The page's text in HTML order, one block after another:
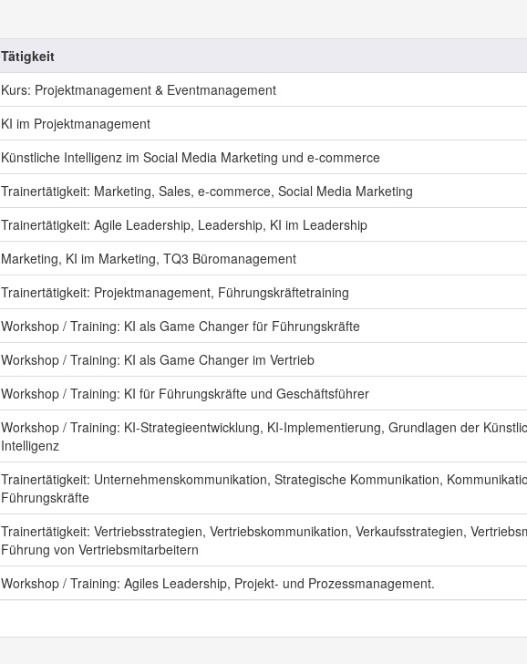
Tätigkeit
Kurs: Projektmanagement & Eventmanagement
KI im Projektmanagement
Künstliche Intelligenz im Social Media Marketing und e-commerce
Trainertätigkeit: Marketing, Sales, e-commerce, Social Media Marketing
Trainertätigkeit: Agile Leadership, Leadership, KI im Leadership
Marketing, KI im Marketing, TQ3 Büromanagement
Trainertätigkeit: Projektmanagement, Führungskräftetraining
Workshop / Training: KI als Game Changer für Führungskräfte
Workshop / Training: KI als Game Changer im Vertrieb
Workshop / Training: KI für Führungskräfte und Geschäftsführer
Workshop / Training: KI-Strategieentwicklung, KI-Implementierung, Grundlagen der
Intelligenz
Trainertätigkeit: Unternehmenskommunikation, Strategische Kommunikation,
Führungskräfte
Trainertätigkeit: Vertriebsstrategien, Vertriebskommunikation, Verkaufsstrategien,
Führung von Vertriebsmitarbeitern
Workshop / Training: Agiles Leadership, Projekt- und Prozessmanagement.